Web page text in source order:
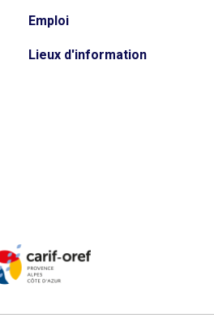
Emploi
Lieux d'information